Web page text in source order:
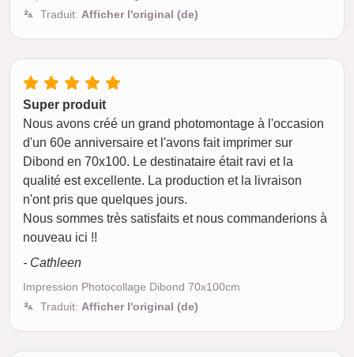
Traduit: Afficher l'original (de)
Super produit
Nous avons créé un grand photomontage à l'occasion
d'un 60e anniversaire et l'avons fait imprimer sur
Dibond en 70x100. Le destinataire était ravi et la
qualité est excellente. La production et la livraison
n'ont pris que quelques jours.
Nous sommes très satisfaits et nous commanderions à
nouveau ici !!
- Cathleen
Impression Photocollage Dibond 70x100cm
Traduit: Afficher l'original (de)